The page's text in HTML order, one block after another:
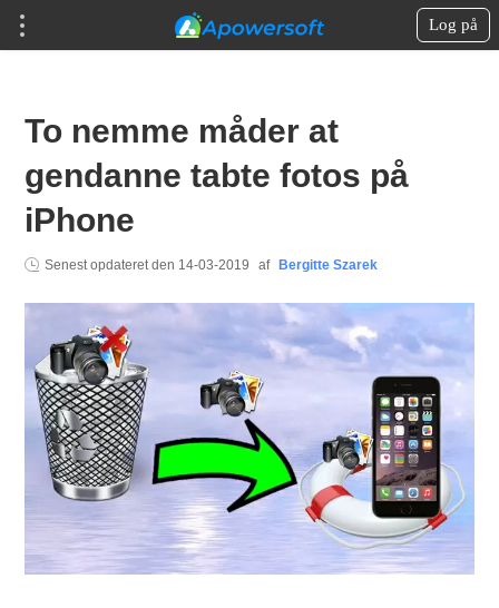
Log på
To nemme måder at
gendanne tabte fotos på
iPhone
Senest opdateret den 14-03-2019 af Bergitte Szarek